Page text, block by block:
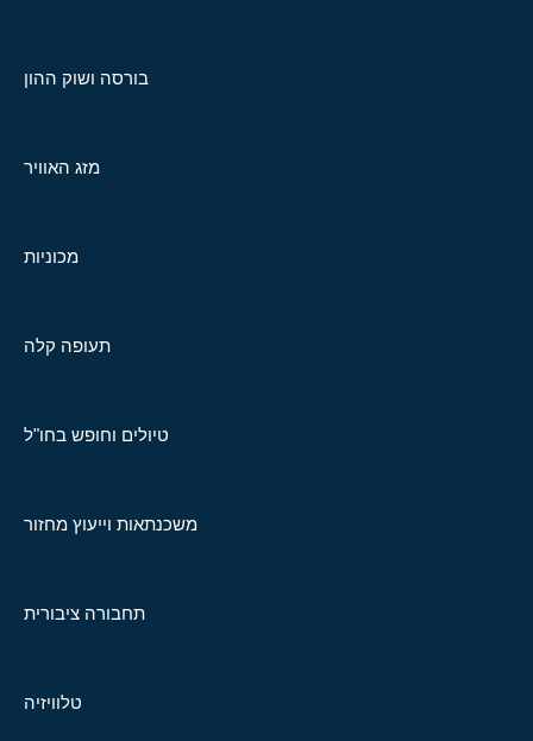
בורסה ושוק ההון
מזג האוויר
מכוניות
תעופה קלה
טיולים וחופש בחו"ל
משכנתאות וייעוץ מחזור
תחבורה ציבורית
טלוויזיה